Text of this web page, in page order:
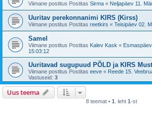
Viimane postitus Postitas Sirma « Neljapäev 11.
Uuritav perekonnanimi KIRS (Kirss)
Viimane postitus Postitas reetkirs « Teisipäev 02.
Samel
Viimane postitus Postitas Kalev Kask «
15:03:12
Uuritavad sugupuud PÕLD ja KIRS
Viimane postitus Postitas eeve « Reede 15.
Vastuseid: 3
Uus teema
8 teemat • 1 . leht 1-st